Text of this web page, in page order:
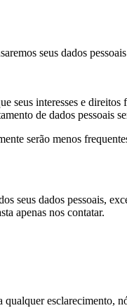
seus dados
seus interesses e
de dados pessoais
serão menos
seus dados pessoais,
apenas nos contatar.
esclarecimento,